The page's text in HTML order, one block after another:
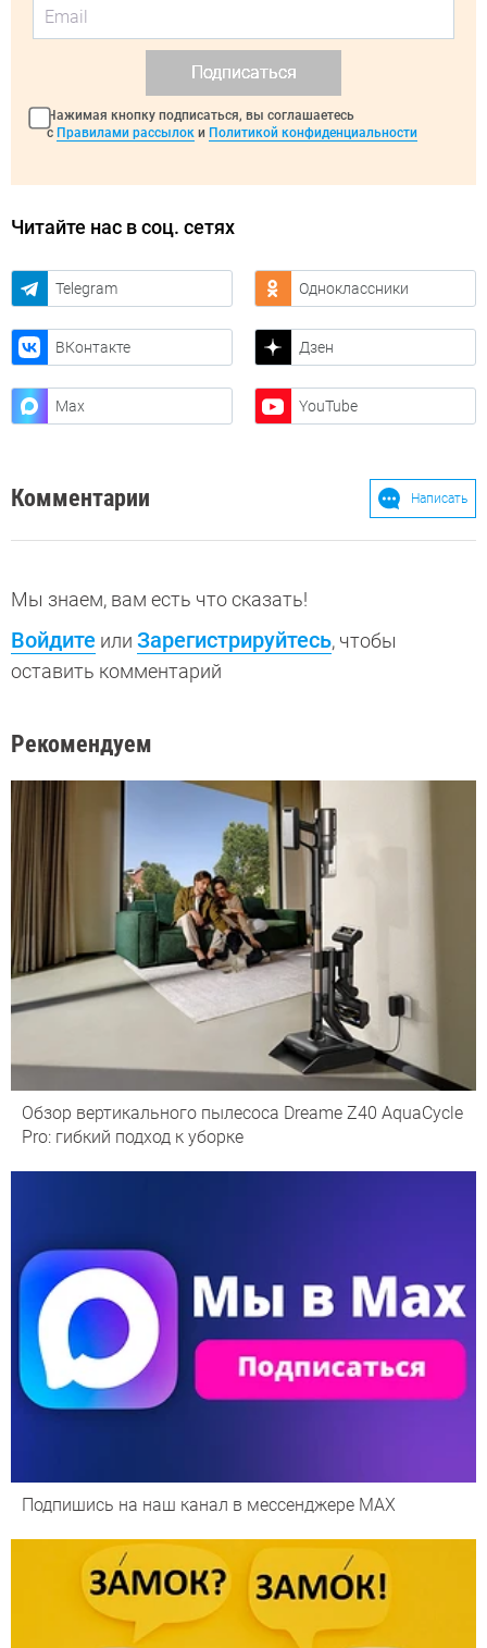
Подписаться
Нажимая кнопку подписаться, вы соглашаетесь
с Правилами рассылок и Политикой конфиденциальности
Читайте нас в соц. сетях
Telegram Одноклассники
ВКонтакте Дзен
Max YouTube
Комментарии Написать
Мы знаем, вам есть что сказать!
Войдите или Зарегистрируйтесь, чтобы
оставить комментарий
Рекомендуем
Обзор вертикального пылесоса Dreame Z40 AquaCycle
Pro: гибкий подход к уборке
Подпишись на наш канал в мессенджере МАХ